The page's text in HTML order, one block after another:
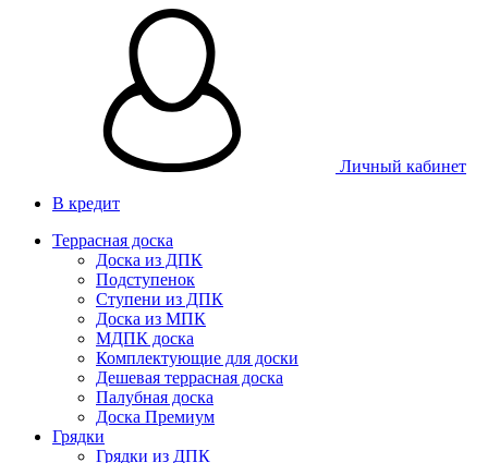
Личный кабинет
В кредит
Террасная доска
Доска из ДПК
Подступенок
Ступени из ДПК
Доска из МПК
МДПК доска
Комплектующие для доски
Дешевая террасная доска
Палубная доска
Доска Премиум
Грядки
Грядки из ДПК